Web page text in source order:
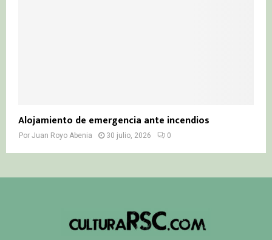
Alojamiento de emergencia ante incendios
Por Juan Royo Abenia 30 julio, 2026 0